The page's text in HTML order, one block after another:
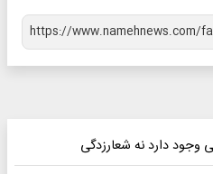
وجود دارد نه شعارزدگی